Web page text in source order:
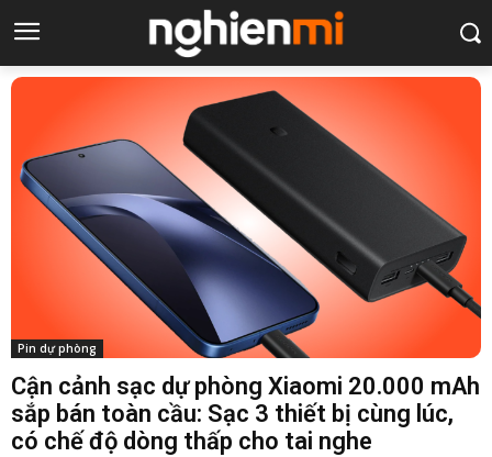
Pin dự phòng
Cận cảnh sạc dự phòng Xiaomi 20.000 mAh
sắp bán toàn cầu: Sạc 3 thiết bị cùng lúc,
có chế độ dòng thấp cho tai nghe